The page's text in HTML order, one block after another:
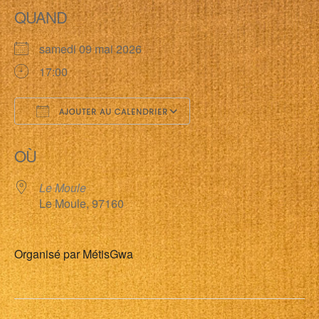
QUAND
samedi 09 mai 2026
17:00
AJOUTER AU CALENDRIER
Télécharger ICS Calendrier Google
OÙ
Le Moule
Le Moule, 97160
Organisé par MétisGwa